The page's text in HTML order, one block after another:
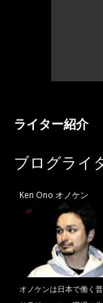
ライター紹介
ブログライ
Ken Ono オノケン
オノケンは日本で働く